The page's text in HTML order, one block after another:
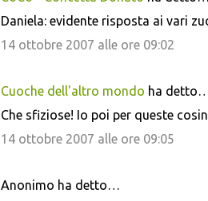
Daniela: evidente risposta ai vari
14 ottobre 2007 alle ore 09:02
Cuoche dell'altro mondo ha
Che sfiziose! Io poi per queste
14 ottobre 2007 alle ore 09:05
Anonimo ha detto…